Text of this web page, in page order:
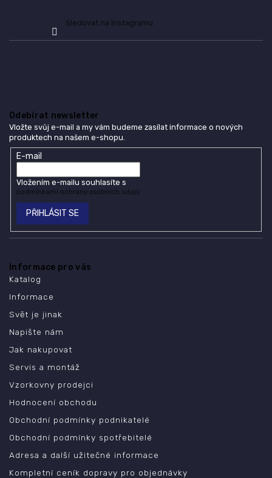
Sledovat na Instagramu
Odebírat newsletter
Vložte svůj e-mail a my vám budeme zasílat informace o nových
produktech na našem e-shopu.
E-mail
Vložením e-mailu souhlasíte s
podmínkami ochrany osobních údajů
PŘIHLÁSIT SE
Informace pro vás
Katalog
Informace
Svět je jinak
Napište nám
Jak nakupovat
Servis a montáž
Vzorkovny prodejci
Hodnocení obchodu
Obchodní podmínky podnikatelé
Obchodní podmínky spotřebitelé
Adresa a další užitečné informace
Kompletní ceník dopravy pro objednávky